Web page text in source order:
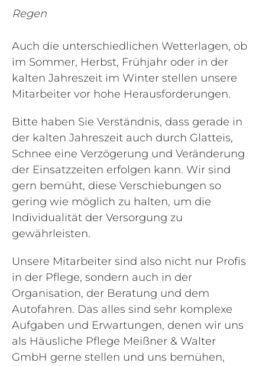
Regen
Auch die unterschiedlichen Wetterlagen, ob
im Sommer, Herbst, Frühjahr oder in der
kalten Jahreszeit im Winter stellen unsere
Mitarbeiter vor hohe Herausforderungen.
Bitte haben Sie Verständnis, dass gerade in
der kalten Jahreszeit auch durch Glatteis,
Schnee eine Verzögerung und Veränderung
der Einsatzzeiten erfolgen kann. Wir sind
gern bemüht, diese Verschiebungen so
gering wie möglich zu halten, um die
Individualität der Versorgung zu
gewährleisten.
Unsere Mitarbeiter sind also nicht nur Profis
in der Pflege, sondern auch in der
Organisation, der Beratung und dem
Autofahren. Das alles sind sehr komplexe
Aufgaben und Erwartungen, denen wir uns
als Häusliche Pflege Meißner & Walter
GmbH gerne stellen und uns bemühen,